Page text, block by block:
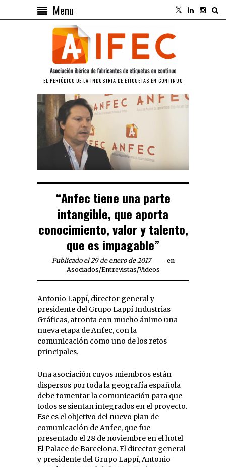
Menu
EL PERIÓDICO DE LA INDUSTRIA DE ETIQUETAS EN CONTINUO
“Anfec tiene una parte
intangible, que aporta
conocimiento, valor y talento,
que es impagable”
Publicado el 29 de enero de 2017
en
Asociados/Entrevistas/Videos
Antonio Lappí, director general y
presidente del Grupo Lappí Industrias
Gráficas, afronta con mucho ánimo una
nueva etapa de Anfec, con la
comunicación como uno de los retos
principales.
Una asociación cuyos miembros están
dispersos por toda la geografía española
debe fomentar la comunicación para que
todos se sientan integrados en el proyecto.
Ese es el objetivo del nuevo plan de
comunicación de Anfec, que fue
presentado el 28 de noviembre en el hotel
El Palace de Barcelona. El director general
y presidente del Grupo Lappí, Antonio